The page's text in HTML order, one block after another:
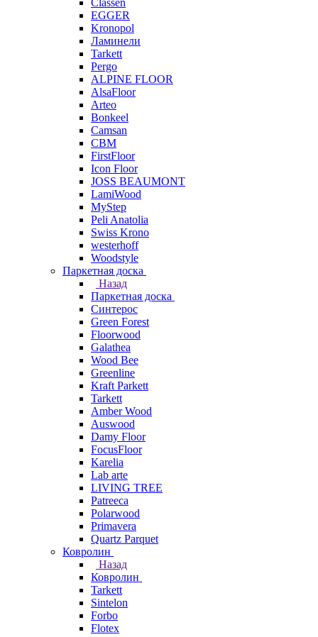
Classen
EGGER
Kronopol
Ламинели
Tarkett
Pergo
ALPINE FLOOR
AlsaFloor
Arteo
Bonkeel
Camsan
CBM
FirstFloor
Icon Floor
JOSS BEAUMONT
LamiWood
MyStep
Peli Anatolia
Swiss Krono
westerhoff
Woodstyle
Паркетная доска
Назад
Паркетная доска
Синтерос
Green Forest
Floorwood
Galathea
Wood Bee
Greenline
Kraft Parkett
Tarkett
Amber Wood
Auswood
Damy Floor
FocusFloor
Karelia
Lab arte
LIVING TREE
Patreeca
Polarwood
Primavera
Quartz Parquet
Ковролин
Назад
Ковролин
Tarkett
Sintelon
Forbo
Flotex